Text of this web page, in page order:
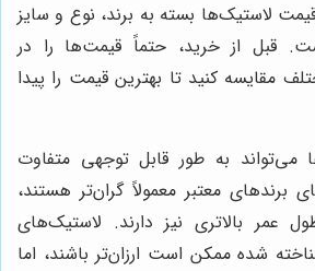
لاستیک‌ها بسته به برند، نوع و سایز
قبل از خرید، حتماً قیمت‌ها را در
مقایسه کنید تا بهترین قیمت را پیدا
می‌تواند به طور قابل توجهی متفاوت
برندهای معتبر معمولاً گران‌تر هستند،
عمر بالاتری نیز دارند. لاستیک‌های
شده ممکن است ارزان‌تر باشند، اما